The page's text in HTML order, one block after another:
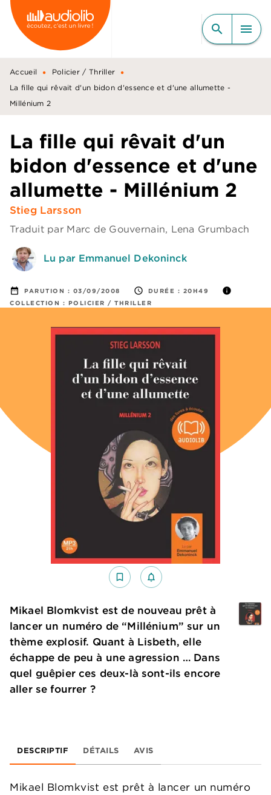
MENU RECHERCHE
CONTENU
PIED DE PAGE
search menu
Accueil • Policier / Thriller •
La fille qui rêvait d'un bidon d'essence et d'une allumette -
Millénium 2
La fille qui rêvait d'un
bidon d'essence et d'une
allumette - Millénium 2
Stieg Larsson
Traduit par Marc de Gouvernain, Lena Grumbach
Lu par Emmanuel Dekoninck
date_range PARUTION : 03/09/2008 access_time DURÉE : 20H49 info
COLLECTION : POLICIER / THRILLER
bookmark_border notifications_none_outlined
Mikael Blomkvist est de nouveau prêt à
lancer un numéro de “Millénium” sur un
thème explosif. Quant à Lisbeth, elle
échappe de peu à une agression … Dans
quel guêpier ces deux-là sont-ils encore
aller se fourrer ?
DESCRIPTIF DÉTAILS AVIS
Mikael Blomkvist est prêt à lancer un numéro